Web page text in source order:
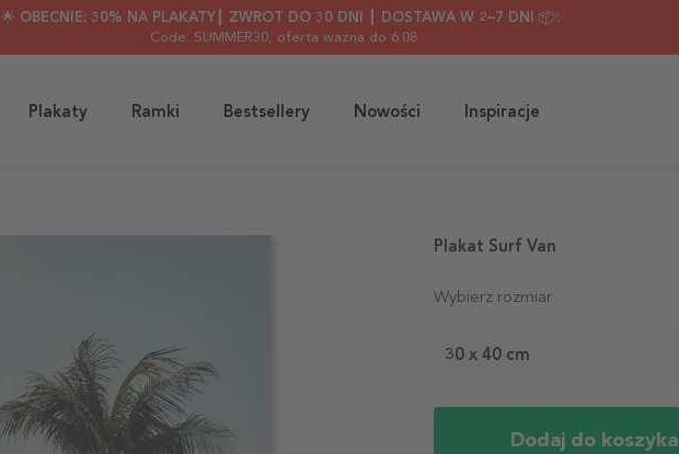
🌟 OBECNIE: 30% NA PLAKATY┃ ZWROT DO 30 DNI ┃ DOSTAWA W 2–7 DNI 📦✨
Code: SUMMER30, oferta ważna do 6.08
Plakaty Ramki Bestsellery Nowości Inspiracje
Wybierz rozmiar
30 x 40 cm
Dodaj do koszyka
Plakat Surf Van